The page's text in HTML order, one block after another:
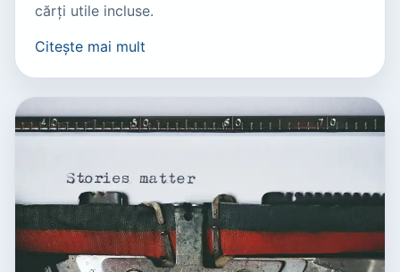
cărți utile incluse.
Citește mai mult